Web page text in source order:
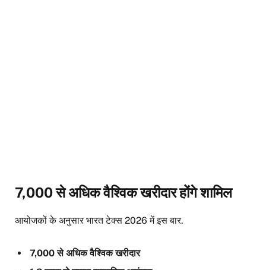
7,000 से अधिक वैश्विक खरीदार होंगे शामिल
आयोजकों के अनुसार भारत टेक्स 2026 में इस बार.
7,000 से अधिक वैश्विक खरीदार